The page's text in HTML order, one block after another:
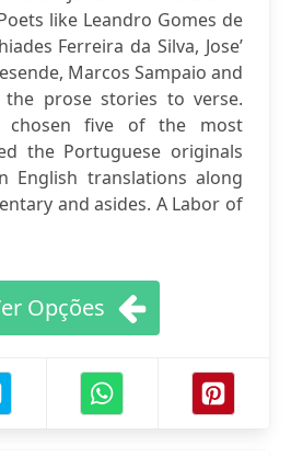
like Leandro Gomes de
Ferreira da Silva, Jose’
Marcos Sampaio and
prose stories to verse.
chosen five of the most
the Portuguese originals
English translations along
and asides. A Labor of
Opções